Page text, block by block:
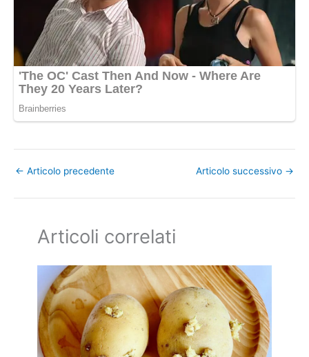
← Articolo precedente Articolo successivo →
Articoli correlati